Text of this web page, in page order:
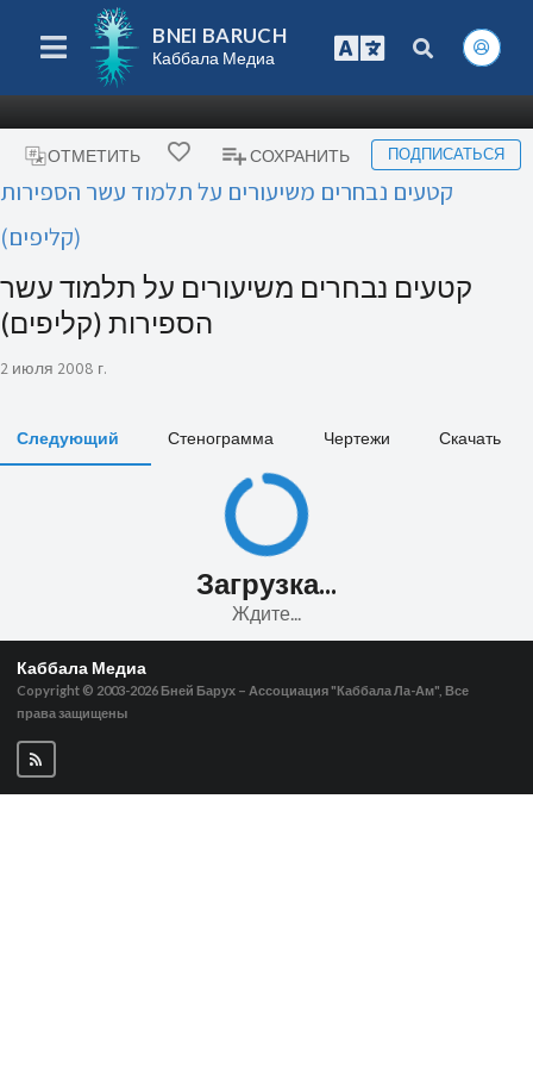
BNEI BARUCH
Каббала Медиа
ОТМЕТИТЬ СОХРАНИТЬ ПОДПИСАТЬСЯ
קטעים נבחרים משיעורים על תלמוד עשר הספירות
(קליפים)
קטעים נבחרים משיעורים על תלמוד עשר
הספירות (קליפים)
2 июля 2008 г.
Следующий Стенограмма Чертежи Скачать
Загрузка...
Ждите...
Каббала Медиа
Copyright © 2003-2026 Бней Барух – Ассоциация "Каббала Ла-Ам", Все
права защищены